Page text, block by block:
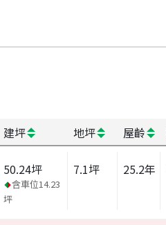
建坪 地坪 屋齡
50.24坪
含車位14.23
坪
7.1坪 25.2年